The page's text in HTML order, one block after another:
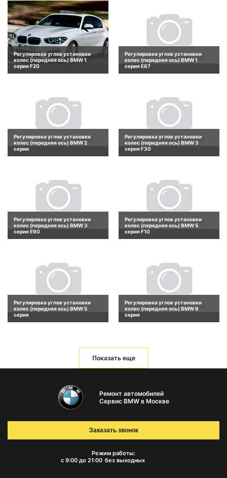
Регулировка углов установки
колес (передняя ось) BMW 1
серия F20
Регулировка углов установки
колес (передняя ось) BMW 1
серия E87
Регулировка углов установки
колес (передняя ось) BMW 2
серии
Регулировка углов установки
колес (передняя ось) BMW 3
серия F30
Регулировка углов установки
колес (передняя ось) BMW 3
серия E90
Регулировка углов установки
колес (передняя ось) BMW 5
серия F10
Регулировка углов установки
колес (передняя ось) BMW 5
серия
Регулировка углов установки
колес (передняя ось) BMW 6
серия
Показать еще
Ремонт автомобилей
Сервис BMW в Москве
Режим работы:
с 9:00 до 21:00 без выходных
Заказать звонок